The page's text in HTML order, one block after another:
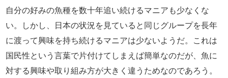
自分の好みの魚種を数十年追い続けるマニアも少なくな
い。しかし、日本の状況を見ていると同じグループを長年
に渡って興味を持ち続けるマニアは少ないようだ。これは
国民性という言葉で片付けてしまえば簡単なのだが、魚に
対する興味や取り組み方が大きく違うためなのであろう。